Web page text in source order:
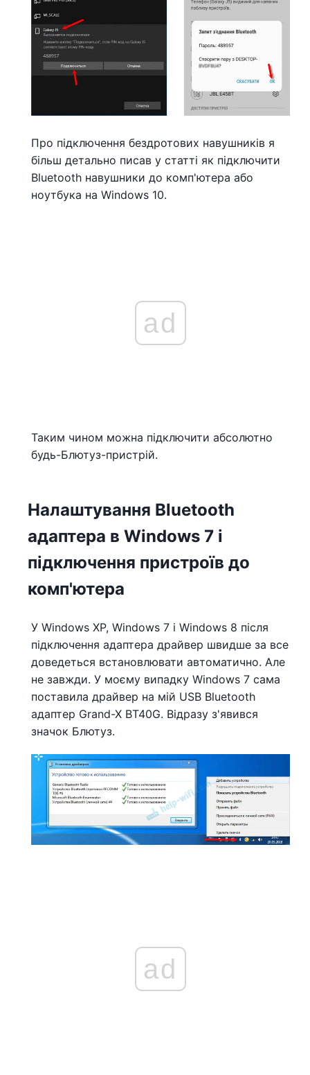
Про підключення бездротових навушників я
більш детально писав у статті як підключити
Bluetooth навушники до комп'ютера або
ноутбука на Windows 10.
ad
Таким чином можна підключити абсолютно
будь-Блютуз-пристрій.
Налаштування Bluetooth
адаптера в Windows 7 і
підключення пристроїв до
комп'ютера
У Windows XP, Windows 7 і Windows 8 після
підключення адаптера драйвер швидше за все
доведеться встановлювати автоматично. Але
не завжди. У моєму випадку Windows 7 сама
поставила драйвер на мій USB Bluetooth
адаптер Grand-X BT40G. Відразу з'явився
значок Блютуз.
ad